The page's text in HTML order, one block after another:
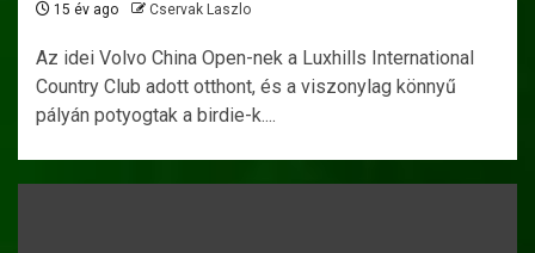
15 év ago Cservak Laszlo
Az idei Volvo China Open-nek a Luxhills International
Country Club adott otthont, és a viszonylag könnyű
pályán potyogtak a birdie-k....